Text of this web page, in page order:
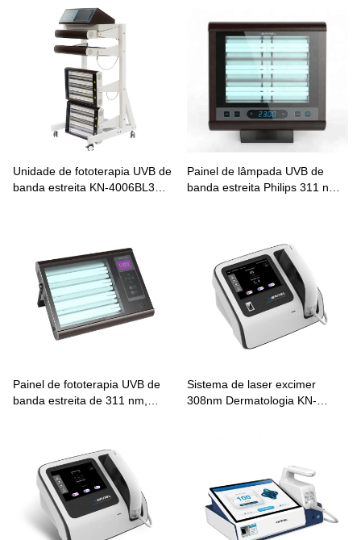
Unidade de fototerapia UVB de
banda estreita KN-4006BL3
Painel de lâmpada UVB de
banda estreita Philips 311 nm
Painel de fototerapia UVB de
banda estreita de 311 nm,
Sistema de laser excimer
308nm Dermatologia KN-